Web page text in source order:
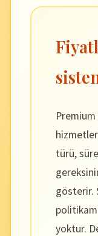
türü,
gösterir.
yoktur.